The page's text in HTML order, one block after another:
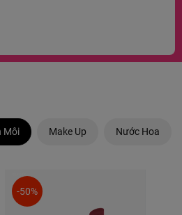
Môi Make Up Nước Hoa
-50%